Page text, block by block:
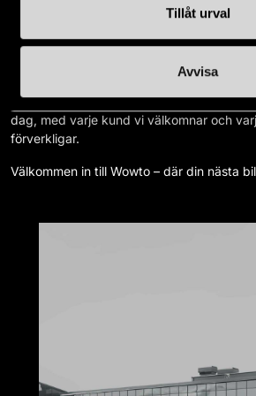
Tillåt urval
Avvisa
bildröm. Varje dröm är lika stor, och varje
Att välja Wowto betyder att du väljer en
sida, engagerad i att förverkliga just dina
av glädje och spänning, och det är en
dag, med varje kund vi välkomnar och
förverkligar.
Välkommen in till Wowto – där din nästa